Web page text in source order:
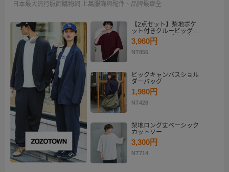
日本最大流行服飾購物網 上萬服飾與配件、品牌最齊全
【2点セット】梨地ポケ
ット付きクルービッグT
シャツ＆ロングタンクト
ップアンサンブルセット
3,960円
NT856
ビックキャンバスショル
ダーバッグ
1,980円
NT428
梨地ロング丈ベーシック
カットソー
3,300円
NT714